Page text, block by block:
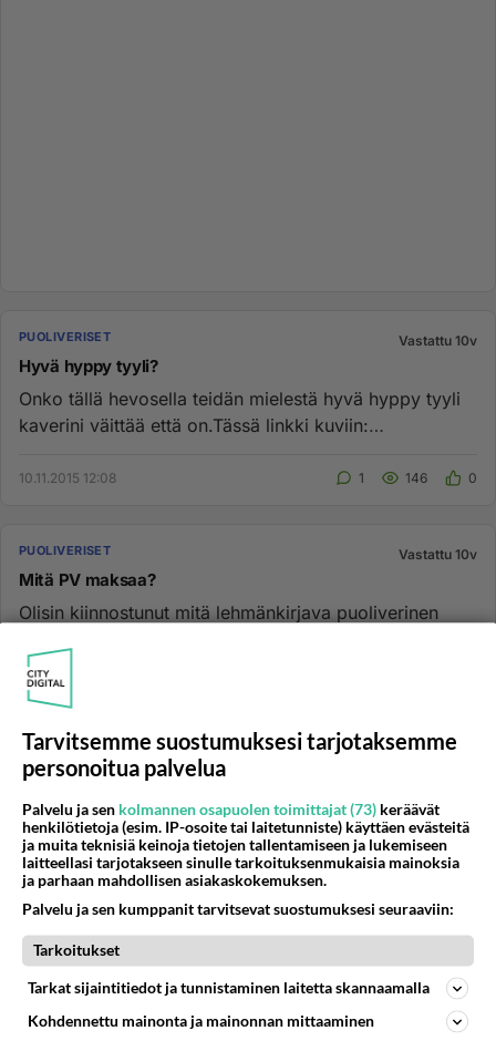
PUOLIVERISET Vastattu 10v
Hyvä hyppy tyyli?
Onko tällä hevosella teidän mielestä hyvä hyppy tyyli
kaverini väittää että on.Tässä linkki kuviin:
10.11.2015 12:08 1 146 0
PUOLIVERISET Vastattu 10v
Mitä PV maksaa?
Olisin kiinnostunut mitä lehmänkirjava puoliverinen
27.09.2007 15:02
PUOLIVERISET
Eli siis etsin ratsastajaa viidelle hevoselle liikuttajaa
varsalle. Eilen onnistuin viiltämään polven auki (luuhun
ast...
24.10.2014 08:14 1 152
Vastattu 11v
Tarvitsemme suostumuksesi tarjotaksemme
personoitua palvelua
Palvelu ja sen kolmannen osapuolen toimittajat (73) keräävät
henkilötietoja (esim. IP-osoite tai laitetunniste) käyttäen evästeitä
ja muita teknisiä keinoja tietojen tallentamiseen ja lukemiseen
laitteellasi tarjotakseen sinulle tarkoituksenmukaisia mainoksia
ja parhaan mahdollisen asiakaskokemuksen.
Palvelu ja sen kumppanit tarvitsevat suostumuksesi seuraaviin:
Tarkoitukset
Tarkat sijaintitiedot ja tunnistaminen laitetta skannaamalla
Kohdennettu mainonta ja mainonnan mittaaminen